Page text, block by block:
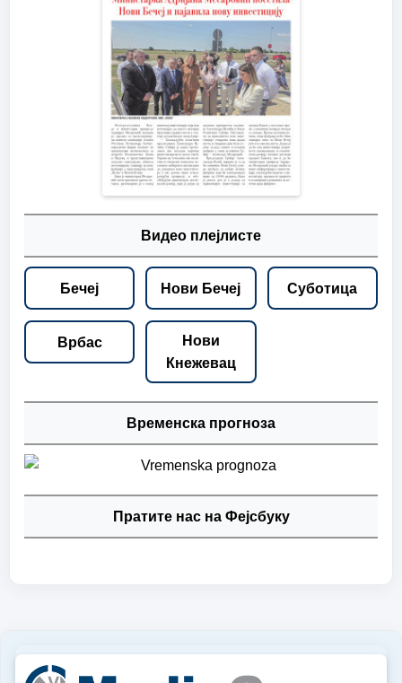
Видео плејлисте
Бечеј Нови Бечеј Суботица
Врбас
Нови
Кнежевац
Временска прогноза
Пратите нас на Фејсбуку